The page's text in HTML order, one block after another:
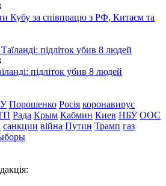
Кубу за співпрацю з РФ, Китаєм та
підліток убив 8 людей
Порошенко Росія коронавирус
Рада Крым Кабмин Киев НБУ ООС
санкции війна Путин Трамп газ